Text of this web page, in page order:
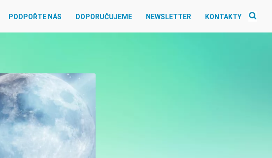
PODPOŘTE NÁS DOPORUČUJEME NEWSLETTER KONTAKTY